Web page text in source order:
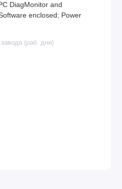
DiagMonitor and
enclosed; Power
завода (раб. дни)